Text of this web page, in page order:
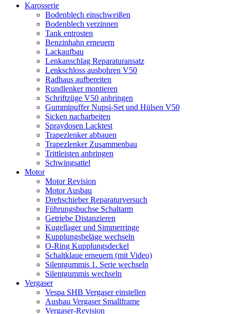
Karosserie
Bodenblech einschweißen
Bodenblech verzinnen
Tank entrosten
Benzinhahn erneuern
Lackaufbau
Lenkanschlag Reparaturansatz
Lenkschloss ausbohren V50
Radhaus aufbereiten
Rundlenker montieren
Schriftzüge V50 anbringen
Gummipuffer Nupsi-Set und Hülsen V50
Sicken nacharbeiten
Spraydosen Lacktest
Trapezlenker abbauen
Trapezlenker Zusammenbau
Trittleisten anbringen
Schwingsattel
Motor
Motor Revision
Motor Ausbau
Drehschieber Reparaturversuch
Führungsbuchse Schaltarm
Getriebe Distanzieren
Kugellager und Simmerringe
Kupplungsbeläge wechseln
O-Ring Kupplungsdeckel
Schaltklaue erneuern (mit Video)
Silentgummis 1. Serie wechseln
Silentgummis wechseln
Vergaser
Vespa SHB Vergaser einstellen
Ausbau Vergaser Smallframe
Vergaser-Revision